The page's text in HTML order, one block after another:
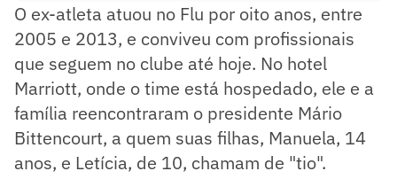
O ex-atleta atuou no Flu por oito anos, entre
2005 e 2013, e conviveu com profissionais
que seguem no clube até hoje. No hotel
Marriott, onde o time está hospedado, ele e a
família reencontraram o presidente Mário
Bittencourt, a quem suas filhas, Manuela, 14
anos, e Letícia, de 10, chamam de "tio".